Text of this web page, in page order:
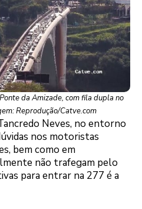
da Amizade, com fila dupla no
Reprodução/Catve.com
Neves, no entorno
nos motoristas
bem como em
não trafegam pelo
para entrar na 277 é a